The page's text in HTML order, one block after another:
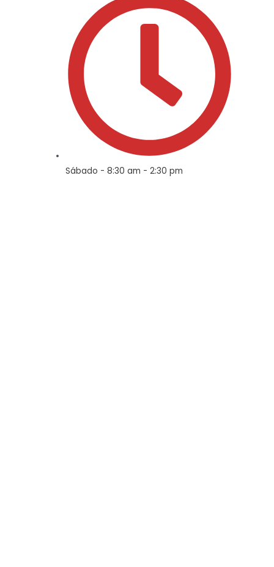
Sábado - 8:30 am - 2:30 pm